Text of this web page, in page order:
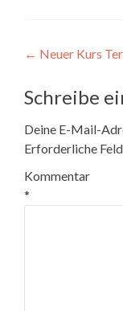
← Neuer Kurs
Schreibe
Deine E-Mail-
Erforderliche
Kommentar
*